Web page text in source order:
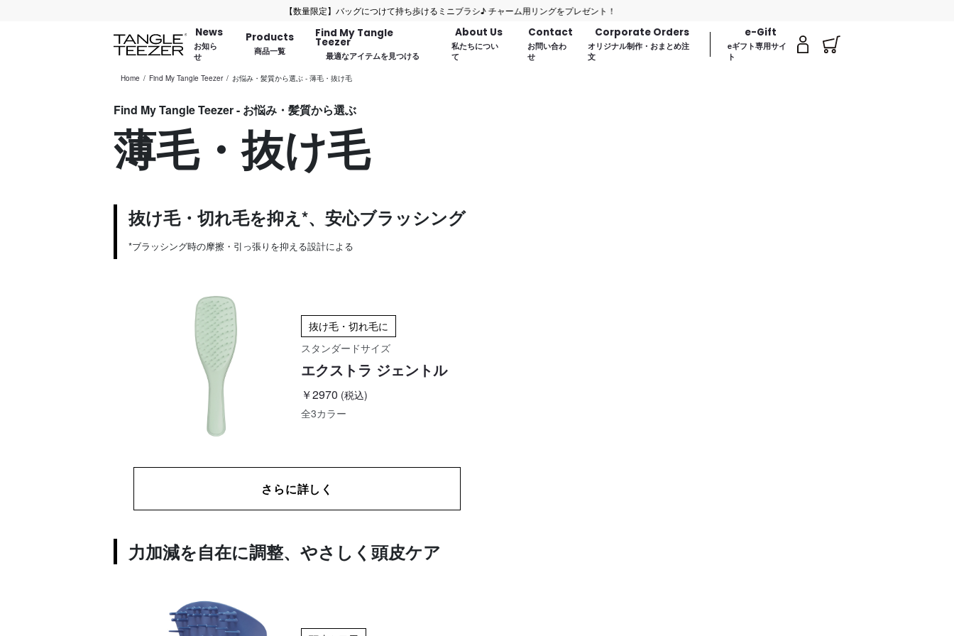
【数量限定】バッグにつけて持ち歩けるミニブラシ♪ チャーム用リングをプレゼント！
News
お知ら
せ
Products
商品一覧
Find My Tangle
Teezer
最適なアイテムを見つける
About Us
私たちについ
て
Contact
お問い合わ
せ
Corporate Orders
オリジナル制作・おまとめ注
文
e-Gift
eギフト専用サイ
ト
Home Find My Tangle Teezer お悩み・髪質から選ぶ - 薄毛・抜け毛
Find My Tangle Teezer - お悩み・髪質から選ぶ
薄毛・抜け毛
抜け毛・切れ毛を抑え*、安心ブラッシング
*ブラッシング時の摩擦・引っ張りを抑える設計による
抜け毛・切れ毛に
スタンダードサイズ
エクストラ ジェントル
￥2970 (税込)
全3カラー
さらに詳しく
力加減を自在に調整、やさしく頭皮ケア